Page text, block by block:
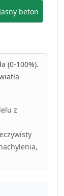
Jasny beton
(0-100%).
z